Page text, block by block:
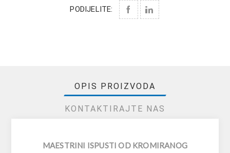
PODIJELITE:
OPIS PROIZVODA
KONTAKTIRAJTE NAS
MAESTRINI ISPUSTI OD KROMIRANOG